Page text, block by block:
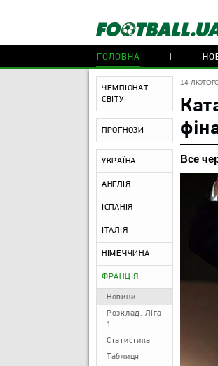
ГОЛОВНА
ЧЕМПІОНАТ
СВІТУ
ПРОГНОЗИ
УКРАЇНА
АНГЛІЯ
ІСПАНІЯ
ІТАЛІЯ
НІМЕЧЧИНА
ФРАНЦІЯ
Новини
Розклад. Ліга
1
Статистика
Таблиця
14
Все